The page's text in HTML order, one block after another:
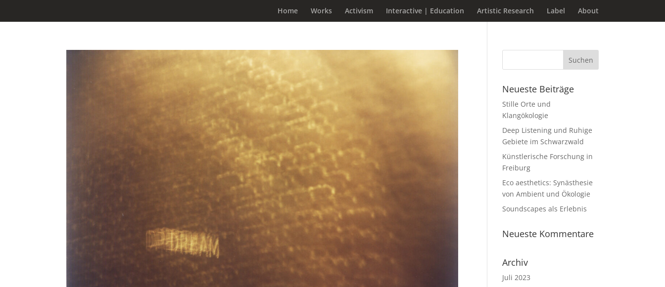
Home Works Activism Interactive | Education Artistic Research Label About
Neueste Beiträge
Stille Orte und
Klangökologie
Deep Listening und Ruhige
Gebiete im Schwarzwald
Künstlerische Forschung in
Freiburg
Eco aesthetics: Synästhesie
von Ambient und Ökologie
Soundscapes als Erlebnis
Neueste Kommentare
Archiv
Juli 2023